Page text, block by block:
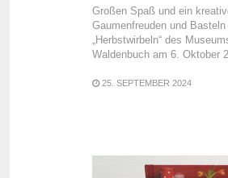
Großen Spaß und ein
Gaumenfreuden und
„Herbstwirbeln“ des
Waldenbuch am 6. Oktober
25. SEPTEMBER 2024